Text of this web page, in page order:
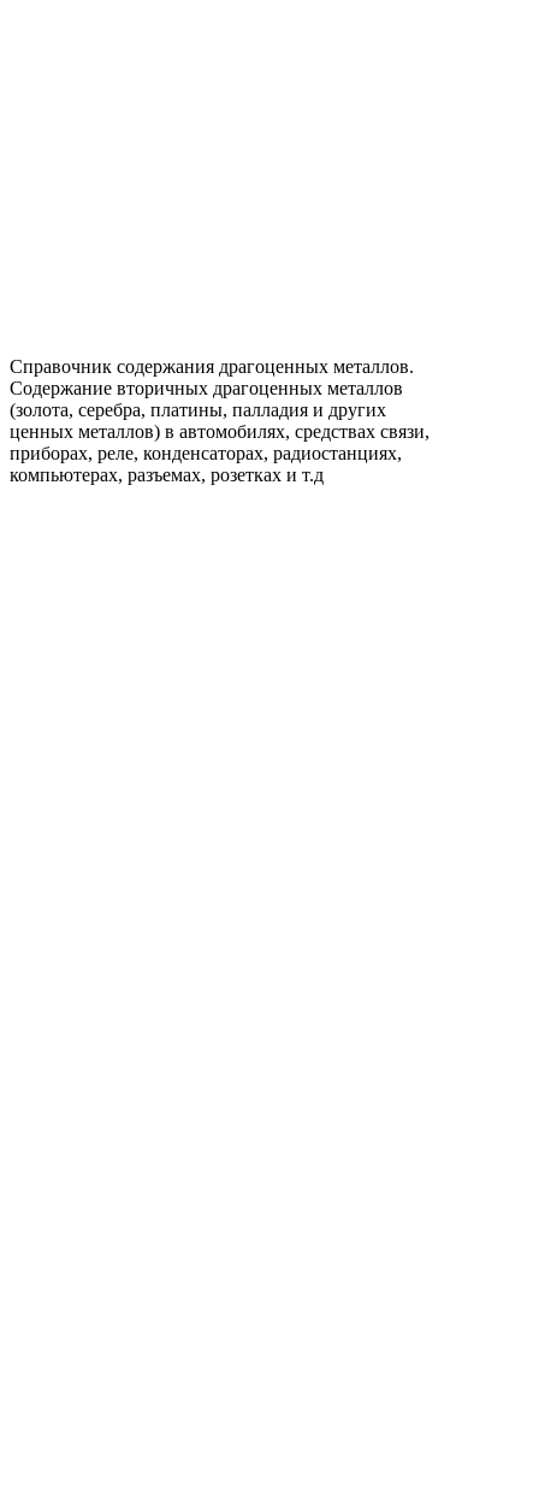
Справочник содержания драгоценных металлов.
Содержание вторичных драгоценных металлов
(золота, серебра, платины, палладия и других
ценных металлов) в автомобилях, средствах связи,
приборах, реле, конденсаторах, радиостанциях,
компьютерах, разъемах, розетках и т.д